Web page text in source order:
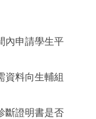
內申請學生平
資料向生輔組
斷證明書是否